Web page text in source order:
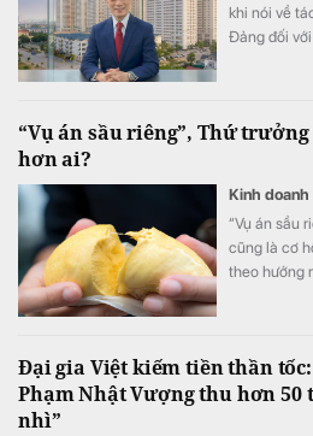
khi nói về
Đảng đối
“Vụ án sầu riêng”, Thứ
hơn ai?
Kinh doanh
“Vụ án sầu
cũng là cơ
theo hướng
Đại gia Việt kiếm tiền thần
Phạm Nhật Vượng thu hơn 50
nhì”